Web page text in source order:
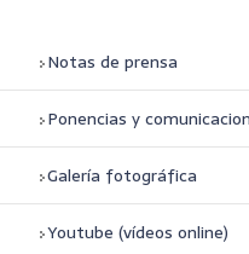
Notas de prensa
Ponencias y
Galería fotográfica
Youtube (vídeos online)